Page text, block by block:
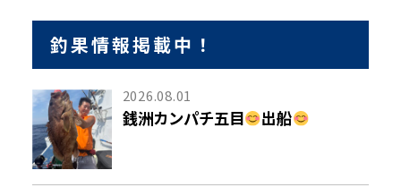
釣果情報掲載中！
2026.08.01
銭洲カンパチ五目 出船